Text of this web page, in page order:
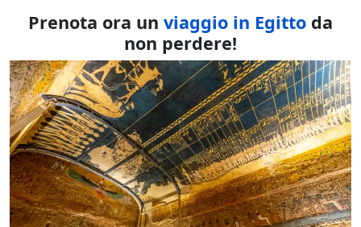
Prenota ora un viaggio in Egitto da
non perdere!